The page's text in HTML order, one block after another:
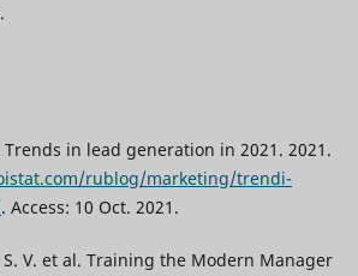
Trends in lead generation in 2021. 2021.
rublog/marketing/trendi-
. Access: 10 Oct. 2021.
S. V. et al. Training the Modern Manager